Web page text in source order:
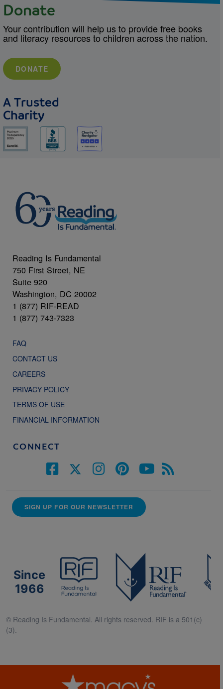
Donate
Your contribution will help us to provide free books
and literacy resources to children across the nation.
DONATE
A Trusted
Charity
Reading Is Fundamental
750 First Street, NE
Suite 920
Washington, DC 20002
1 (877) RIF-READ
1 (877) 743-7323
FAQ
CONTACT US
CAREERS
PRIVACY POLICY
TERMS OF USE
FINANCIAL INFORMATION
CONNECT
SIGN UP FOR OUR NEWSLETTER
Since
1966
© Reading Is Fundamental. All rights reserved. RIF is a 501(c)
(3).